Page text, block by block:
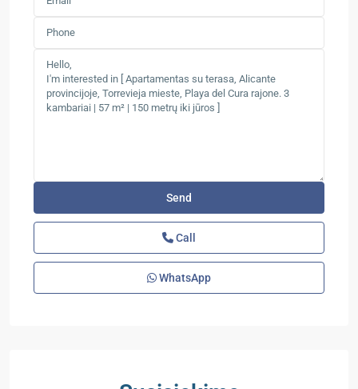
Call
WhatsApp